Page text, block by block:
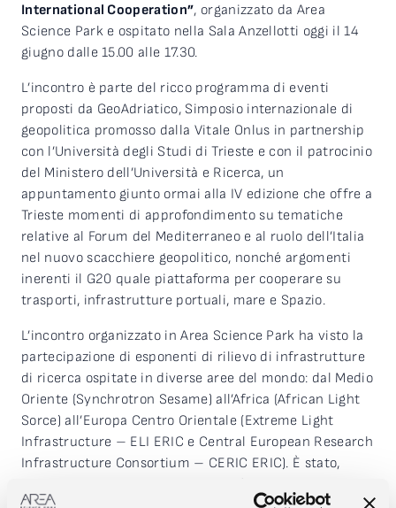
International Cooperation”, organizzato da Area
Science Park e ospitato nella Sala Anzellotti oggi il 14
giugno dalle 15.00 alle 17.30.
L’incontro è parte del ricco programma di eventi
proposti da GeoAdriatico, Simposio internazionale di
geopolitica promosso dalla Vitale Onlus in partnership
con l’Università degli Studi di Trieste e con il patrocinio
del Ministero dell’Università e Ricerca, un
appuntamento giunto ormai alla IV edizione che offre a
Trieste momenti di approfondimento su tematiche
relative al Forum del Mediterraneo e al ruolo dell’Italia
nel nuovo scacchiere geopolitico, nonché argomenti
inerenti il G20 quale piattaforma per cooperare su
trasporti, infrastrutture portuali, mare e Spazio.
L’incontro organizzato in Area Science Park ha visto la
partecipazione di esponenti di rilievo di infrastrutture
di ricerca ospitate in diverse aree del mondo: dal Medio
Oriente (Synchrotron Sesame) all’Africa (African Light
Sorce) all’Europa Centro Orientale (Extreme Light
Infrastructure – ELI ERIC e Central European Research
Infrastructure Consortium – CERIC ERIC). È stato,